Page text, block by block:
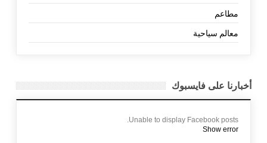
مطاعم
معالم سياحية
أخبارنا على فايسبوك
Unable to display Facebook posts.
Show error